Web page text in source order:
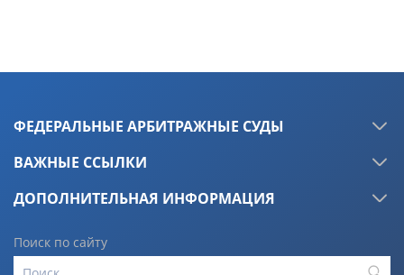
ФЕДЕРАЛЬНЫЕ АРБИТРАЖНЫЕ СУДЫ
ВАЖНЫЕ ССЫЛКИ
ДОПОЛНИТЕЛЬНАЯ ИНФОРМАЦИЯ
Поиск по сайту